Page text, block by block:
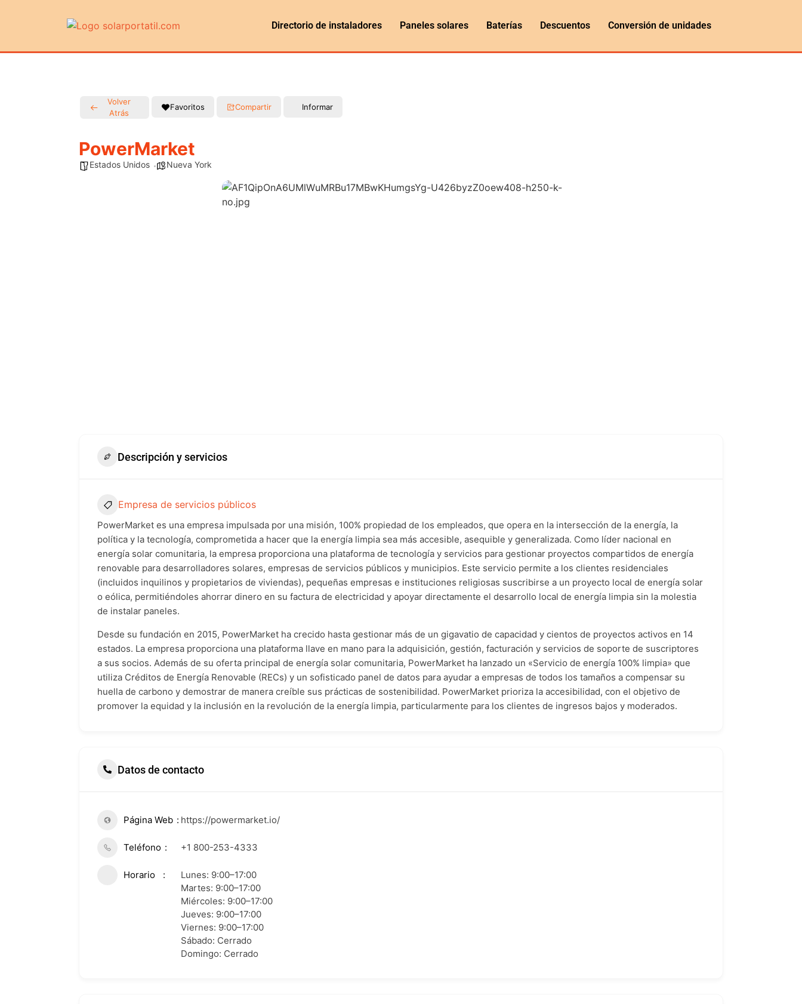
Directorio de instaladores Paneles solares Baterías Descuentos Conversión de unidades
Volver
Atrás
Favoritos Compartir Informar
PowerMarket
Estados Unidos Nueva York
Descripción y servicios
Empresa de servicios públicos
PowerMarket es una empresa impulsada por una misión, 100% propiedad de los empleados, que opera en la intersección de la energía, la
política y la tecnología, comprometida a hacer que la energía limpia sea más accesible, asequible y generalizada. Como líder nacional en
energía solar comunitaria, la empresa proporciona una plataforma de tecnología y servicios para gestionar proyectos compartidos de energía
renovable para desarrolladores solares, empresas de servicios públicos y municipios. Este servicio permite a los clientes residenciales
(incluidos inquilinos y propietarios de viviendas), pequeñas empresas e instituciones religiosas suscribirse a un proyecto local de energía solar
o eólica, permitiéndoles ahorrar dinero en su factura de electricidad y apoyar directamente el desarrollo local de energía limpia sin la molestia
de instalar paneles.
Desde su fundación en 2015, PowerMarket ha crecido hasta gestionar más de un gigavatio de capacidad y cientos de proyectos activos en 14
estados. La empresa proporciona una plataforma llave en mano para la adquisición, gestión, facturación y servicios de soporte de suscriptores
a sus socios. Además de su oferta principal de energía solar comunitaria, PowerMarket ha lanzado un «Servicio de energía 100% limpia» que
utiliza Créditos de Energía Renovable (RECs) y un sofisticado panel de datos para ayudar a empresas de todos los tamaños a compensar su
huella de carbono y demostrar de manera creíble sus prácticas de sostenibilidad. PowerMarket prioriza la accesibilidad, con el objetivo de
promover la equidad y la inclusión en la revolución de la energía limpia, particularmente para los clientes de ingresos bajos y moderados.
Datos de contacto
Página Web https://powermarket.io/
Teléfono +1 800-253-4333
Horario
Lunes: 9:00–17:00
Martes: 9:00–17:00
Miércoles: 9:00–17:00
Jueves: 9:00–17:00
Viernes: 9:00–17:00
Sábado: Cerrado
Domingo: Cerrado